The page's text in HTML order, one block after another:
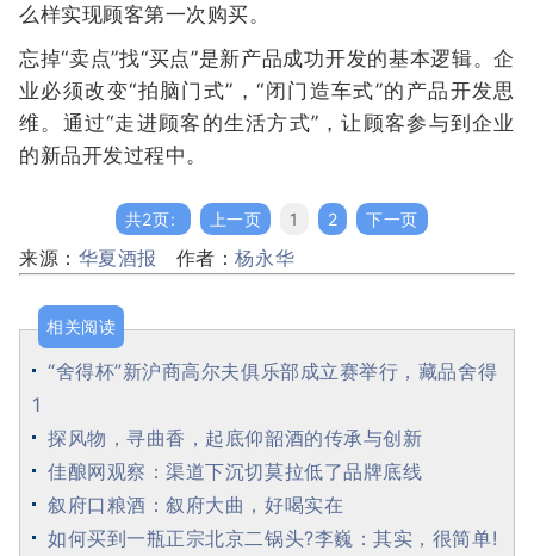
么样实现顾客第一次购买。
忘掉“卖点”找“买点”是新产品成功开发的基本逻辑。企
业必须改变“拍脑门式”，“闭门造车式”的产品开发思
维。通过“走进顾客的生活方式”，让顾客参与到企业
的新品开发过程中。
共2页: 上一页 1 2 下一页
来源： 华夏酒报 作者：杨永华
相关阅读
“舍得杯”新沪商高尔夫俱乐部成立赛举行，藏品舍得
1
探风物，寻曲香，起底仰韶酒的传承与创新
佳酿网观察：渠道下沉切莫拉低了品牌底线
叙府口粮酒：叙府大曲，好喝实在
如何买到一瓶正宗北京二锅头?李巍：其实，很简单!